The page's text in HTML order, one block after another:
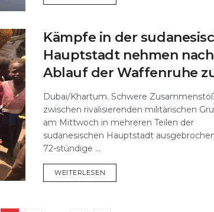
Kämpfe in der
Hauptstadt nehmen nach
Ablauf der Waffenruhe
Dubai/Khartum. Schwere
zwischen rivalisierenden militärischen
am Mittwoch in mehreren Teilen der
sudanesischen Hauptstadt
72-stündige ...
WEITERLESEN